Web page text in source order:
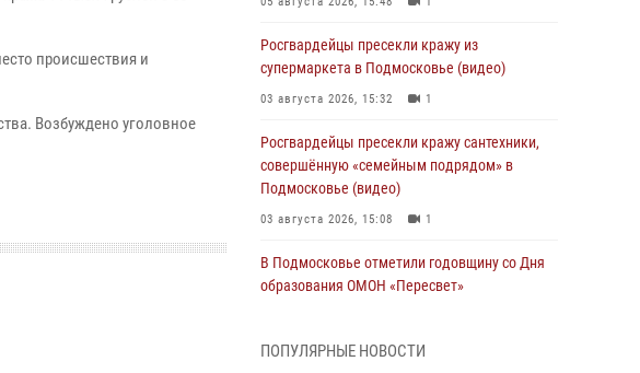
происшествия и
Возбуждено уголовное
Росгвардейцы пресекли кражу из
супермаркета в Подмосковье (видео)
03 августа 2026, 15:32 1
Росгвардейцы пресекли кражу сантехники,
совершённую «семейным подрядом» в
Подмосковье (видео)
03 августа 2026, 15:08 1
В Подмосковье отметили годовщину со Дня
образования ОМОН «Пересвет»
Офицер подмосковного главка Росгвардии
ПОПУЛЯРНЫЕ НОВОСТИ